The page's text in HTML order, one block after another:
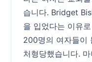
습니다. Bridget
을 입었다는 이유
200명의 여자들이
처형당했습니다.